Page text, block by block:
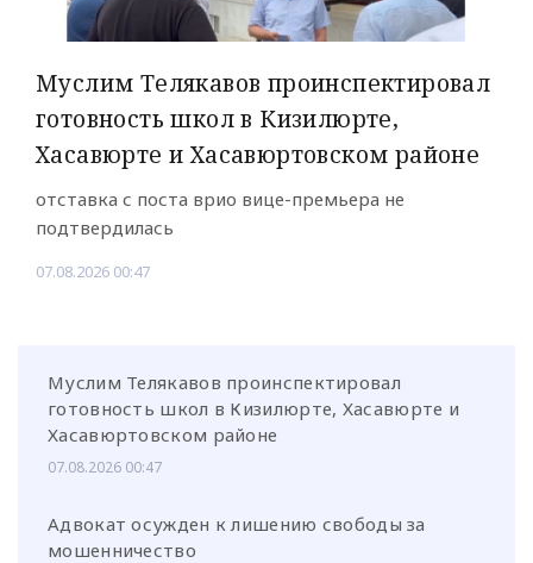
Муслим Телякавов проинспектировал
готовность школ в Кизилюрте,
Хасавюрте и Хасавюртовском районе
отставка с поста врио вице-премьера не
подтвердилась
07.08.2026 00:47
Муслим Телякавов проинспектировал
готовность школ в Кизилюрте, Хасавюрте и
Хасавюртовском районе
07.08.2026 00:47
Адвокат осужден к лишению свободы за
мошенничество